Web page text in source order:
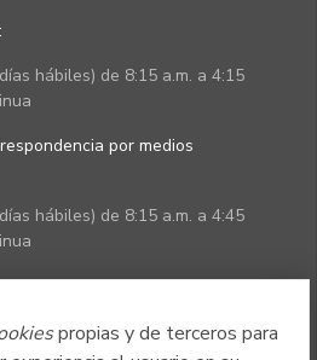
propias y de terceros para
:
hábiles) de 8:15 a.m. a 4:15
por medios
hábiles) de 8:15 a.m. a 4:45